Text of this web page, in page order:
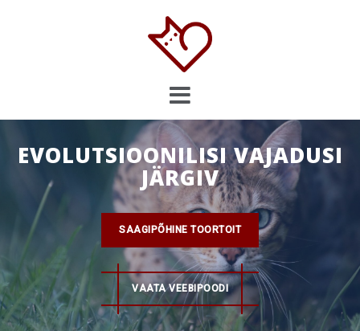
EVOLUTSIOONILISI VAJADUSI
JÄRGIV
SAAGIPÕHINE TOORTOIT
VAATA VEEBIPOODI